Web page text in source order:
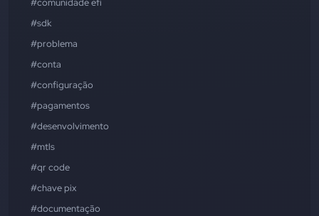
#comunidade efí
#sdk
#problema
#conta
#configuração
#pagamentos
#desenvolvimento
#mtls
#qr code
#chave pix
#documentação